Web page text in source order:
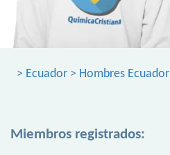
> Ecuador > Hombres Ecuador
Miembros registrados: